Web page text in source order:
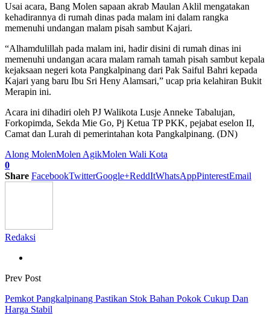
Usai acara, Bang Molen sapaan akrab Maulan Aklil mengatakan
kehadirannya di rumah dinas pada malam ini dalam rangka
memenuhi undangan malam pisah sambut Kajari.
“Alhamdulillah pada malam ini, hadir disini di rumah dinas ini
memenuhi undangan acara malam ramah tamah pisah sambut kepala
kejaksaan negeri kota Pangkalpinang dari Pak Saiful Bahri kepada
Kajari yang baru Ibu Sri Heny Alamsari,” ucap pria kelahiran Bukit
Merapin ini.
Acara ini dihadiri oleh PJ Walikota Lusje Anneke Tabalujan,
Forkopimda, Sekda Mie Go, Pj Ketua TP PKK, pejabat eselon II,
Camat dan Lurah di pemerintahan kota Pangkalpinang. (DN)
Along MolenMolen AgikMolen Wali Kota
0
Share FacebookTwitterGoogle+ReddItWhatsAppPinterestEmail
Redaksi
Prev Post
Pemkot Pangkalpinang Pastikan Stok Bahan Pokok Cukup Dan
Harga Stabil